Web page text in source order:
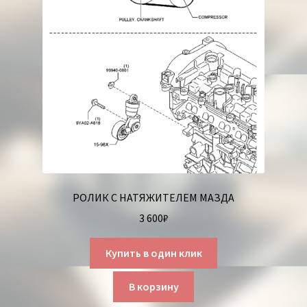
РОЛИК С НАТЯЖИТЕЛЕМ МАЗДА
3 600₽
Купить в один клик
В корзину